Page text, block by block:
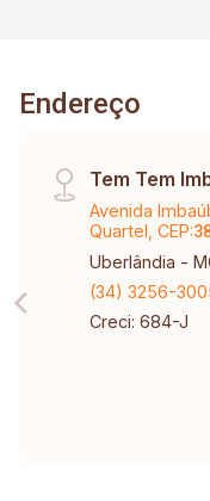
Endereço
Tem Tem
Avenida
Quartel, CEP:
Uberlândia -
(34) 3256-
Creci: 684-J